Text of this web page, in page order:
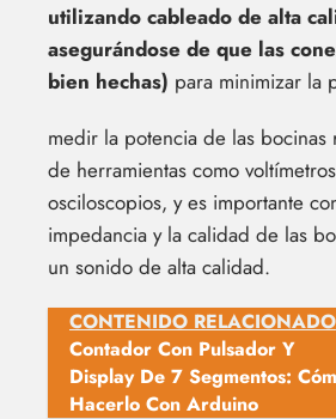
utilizando cableado de alta
asegurándose de que las
bien hechas) para minimizar la
medir la potencia de las
de herramientas como
osciloscopios, y es importante
impedancia y la calidad de las
un sonido de alta calidad.
CONTENIDO RELACIONADO
Contador Con Pulsador Y
Display De 7 Segmentos:
Hacerlo Con Arduino